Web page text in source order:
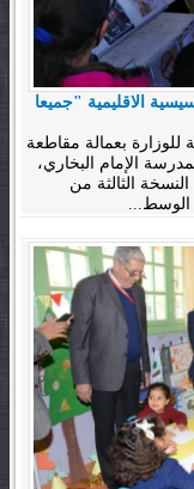
الاقليمية "جميعا
للوزارة بعمالة مقاطعة
الشق، زوال يوم الخميس 28 فبراير 2019 بمدرسة الإمام البخاري،
الثالثة من
الوسط...